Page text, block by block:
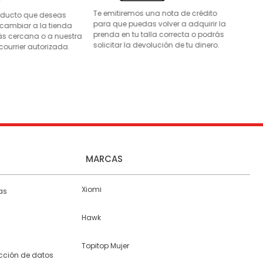
que deseas
a la tienda
cercana o a nuestra
autorizada.
Te emitiremos una nota de crédito
para que puedas volver a adquirir la
prenda en tu talla correcta o podrás
solicitar la devolución de tu dinero.
de datos
MARCAS
Xiomi
Hawk
Topitop Mujer